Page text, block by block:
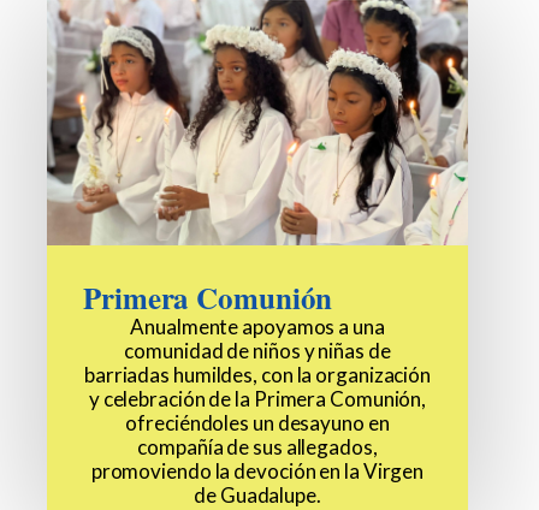
Primera Comunión
Anualmente apoyamos a una
comunidad de niños y niñas de
barriadas humildes, con la organización
y celebración de la Primera Comunión,
ofreciéndoles un desayuno en
compañía de sus allegados,
promoviendo la devoción en la Virgen
de Guadalupe.